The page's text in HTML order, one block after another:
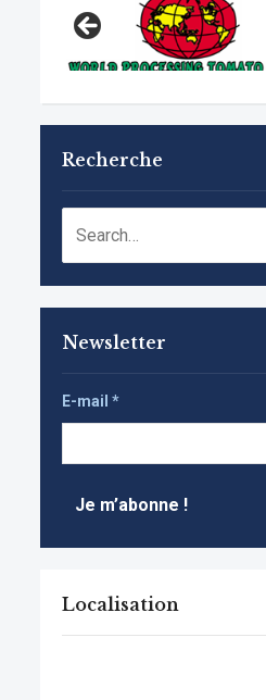
Recherche
Newsletter
E-mail *
Localisation